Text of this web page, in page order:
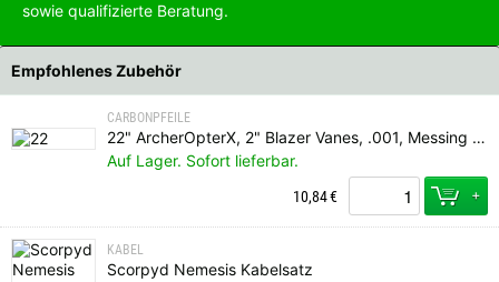
sowie qualifizierte Beratung.
Empfohlenes Zubehör
CARBONPFEILE
22" ArcherOpterX, 2" Blazer Vanes, .001, Messing Insert, Q Nock
Auf Lager. Sofort lieferbar.
10,84€ +
KABEL
Scorpyd Nemesis Kabelsatz